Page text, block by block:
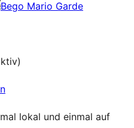
Bego Mario Garde
lokal und einmal auf